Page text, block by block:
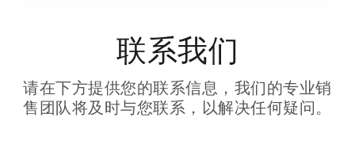
联系我们
请在下方提供您的联系信息，我们的专业销
售团队将及时与您联系，以解决任何疑问。